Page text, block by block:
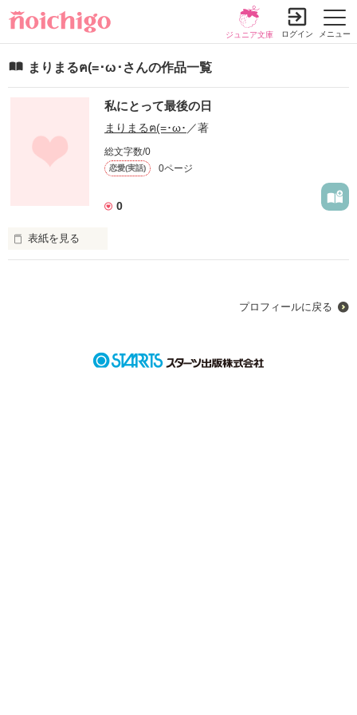
メニュー
ジュニア文庫 ログイン
まりまるฅ(=･ω･さんの作品一覧
私にとって最後の日
まりまるฅ(=･ω･ ／著
総文字数/0
恋愛(実話) 0ページ
0
表紙を見る
プロフィールに戻る